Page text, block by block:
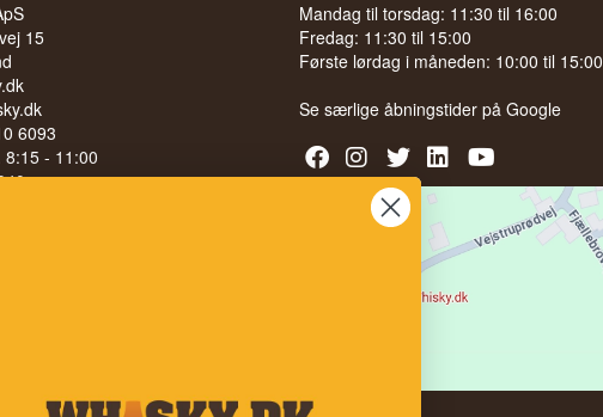
15
6093
8:15 - 11:00
AF ALKOHOL TIL UNGE
på
Mandag til torsdag: 11:30 til 16:00
Fredag: 11:30 til 15:00
Første lørdag i måneden: 10:00 til 15:00
Se særlige åbningstider på Google